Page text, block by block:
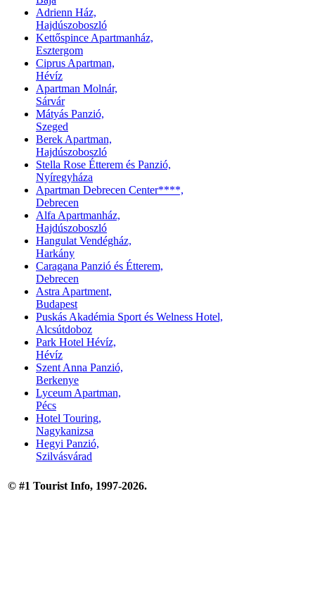
Adrienn Ház,
Hajdúszoboszló
Kettőspince Apartmanház,
Esztergom
Ciprus Apartman,
Hévíz
Apartman Molnár,
Sárvár
Mátyás Panzió,
Szeged
Berek Apartman,
Hajdúszoboszló
Stella Rose Étterem és Panzió,
Nyíregyháza
Apartman Debrecen Center****,
Debrecen
Alfa Apartmanház,
Hajdúszoboszló
Hangulat Vendégház,
Harkány
Caragana Panzió és Étterem,
Debrecen
Astra Apartment,
Budapest
Puskás Akadémia Sport és Welness Hotel,
Alcsútdoboz
Park Hotel Hévíz,
Hévíz
Szent Anna Panzió,
Berkenye
Lyceum Apartman,
Pécs
Hotel Touring,
Nagykanizsa
Hegyi Panzió,
Szilvásvárad
© #1 Tourist Info, 1997-2026.